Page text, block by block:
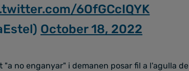
6OfGCcIQYK
October 18, 2022
no enganyar" i demanen posar fil a l'agulla de